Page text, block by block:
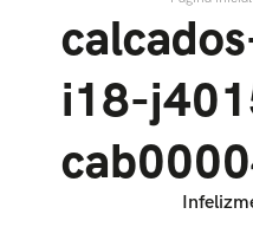
i18-